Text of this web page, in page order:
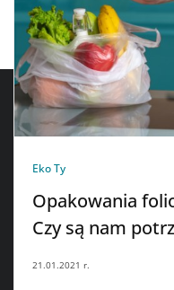
Eko Ty
Opakowania
Czy są nam
21.01.2021 r.